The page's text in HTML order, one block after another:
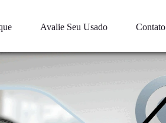
Avalie Seu Usado Contato